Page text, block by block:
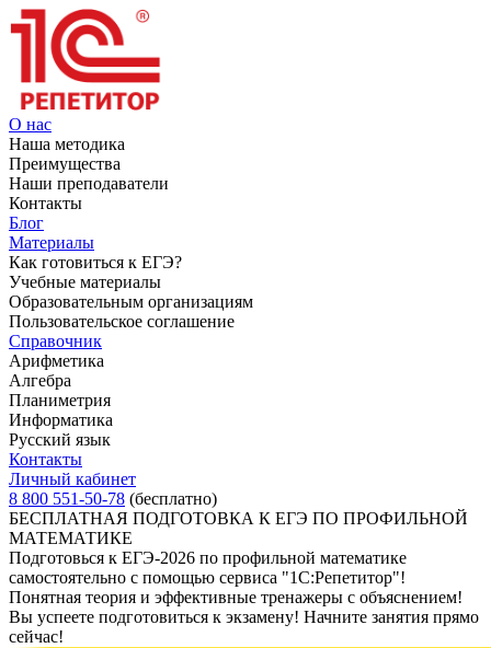
О нас
Наша методика
Преимущества
Наши преподаватели
Контакты
Блог
Материалы
Как готовиться к ЕГЭ?
Учебные материалы
Образовательным организациям
Пользовательское соглашение
Справочник
Арифметика
Алгебра
Планиметрия
Информатика
Русский язык
Контакты
Личный кабинет
8 800 551-50-78 (бесплатно)
БЕСПЛАТНАЯ ПОДГОТОВКА К ЕГЭ ПО ПРОФИЛЬНОЙ
МАТЕМАТИКЕ
Подготовься к ЕГЭ-2026 по профильной математике
самостоятельно с помощью сервиса "1С:Репетитор"!
Понятная теория и эффективные тренажеры с объяснением!
Вы успеете подготовиться к экзамену! Начните занятия прямо
сейчас!